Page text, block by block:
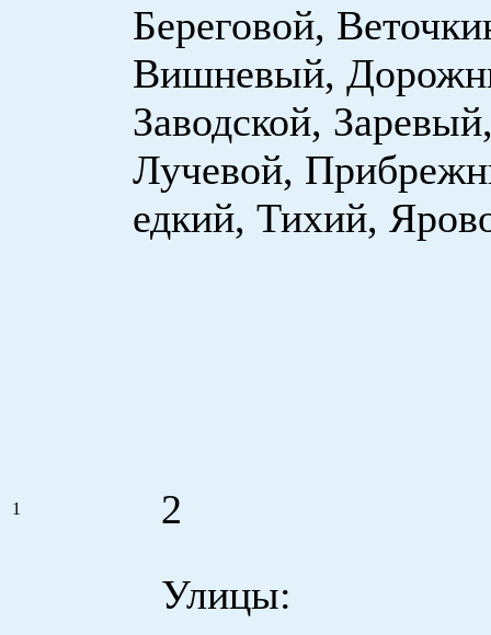
Береговой,
Вишневый,
Заводской,
Лучевой,
едкий, Тихий,
1 2
Улицы: